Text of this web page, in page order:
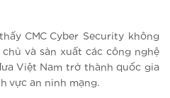
CMC Cyber Security không
và sản xuất các công nghệ
Việt Nam trở thành quốc gia
vực an ninh mạng.